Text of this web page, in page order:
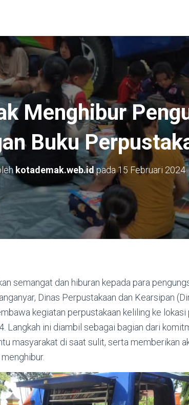
Menghibur
Buku
kotademak.web.idpada15 Februari 2024
semangat dan hiburan kepada para
Dinas Perpustakaan dan Kearsipan
kegiatan perpustakaan keliling ke lokasi
Langkah ini diambil sebagai bagian dari
masyarakat di saat sulit, serta memberikan